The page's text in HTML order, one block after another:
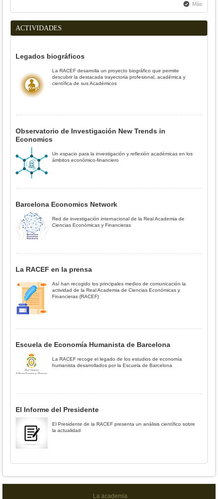
Más
ACTIVIDADES
Legados biográficos
La RACEF desarrolla un proyecto biográfico que permite
descubrir la destacada trayectoria profesional, académica y
científica de sus Académicos
Observatorio de Investigación New Trends in
Economics
Un espacio para la investigación y reflexión académicas en los
ámbitos económico-financiero
Barcelona Economics Network
Red de investigación internacional de la Real Academia de
Ciencias Económicas y Financieras
La RACEF en la prensa
Así han recogido los principales medios de comunicación la
actividad de la Real Academia de Ciencias Económicas y
Financieras (RACEF)
Escuela de Economía Humanista de Barcelona
La RACEF recoge el legado de los estudios de economía
humanista desarrollados por la Escuela de Barcelona
El Informe del Presidente
El Presidente de la RACEF presenta un análisis científico sobre
la actualidad
La academia